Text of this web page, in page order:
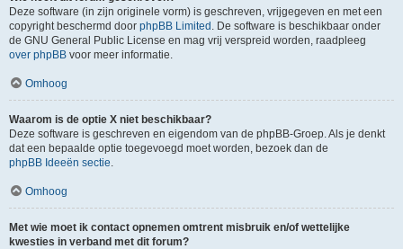
Deze software (in zijn originele vorm) is geschreven, vrijgegeven en met een
copyright beschermd door phpBB Limited . De software is beschikbaar onder
de GNU General Public License en mag vrij verspreid worden, raadpleeg
over phpBB voor meer informatie.
Omhoog
Waarom is de optie X niet beschikbaar?
Deze software is geschreven en eigendom van de phpBB-Groep. Als je denkt
dat een bepaalde optie toegevoegd moet worden, bezoek dan de
phpBB Ideeën sectie.
Omhoog
Met wie moet ik contact opnemen omtrent misbruik en/of wettelijke
kwesties in verband met dit forum?